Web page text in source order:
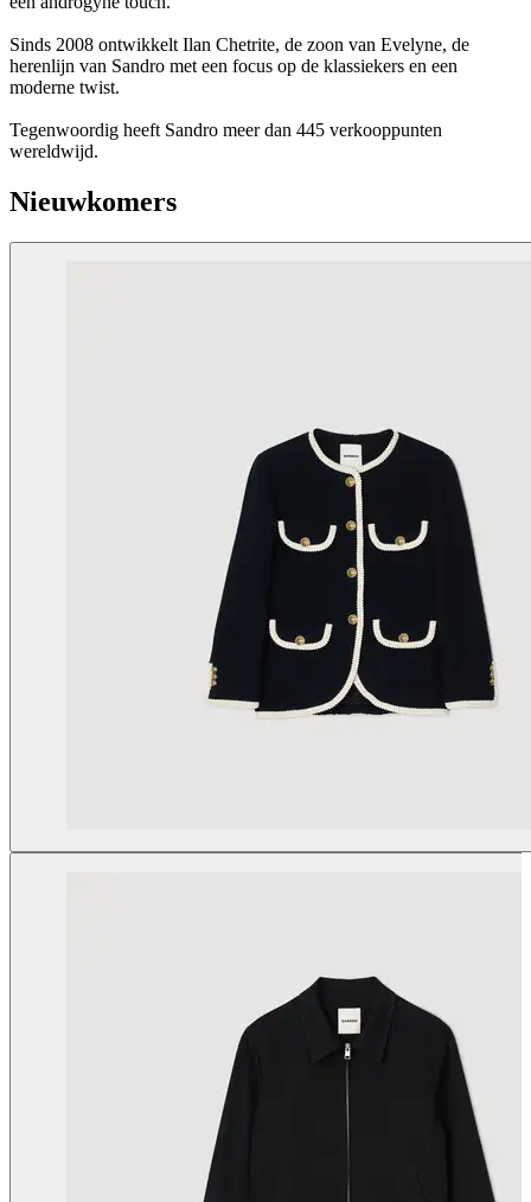
Sinds 2008 ontwikkelt Ilan Chetrite, de zoon van Evelyne, de
herenlijn van Sandro met een focus op de klassiekers en een
moderne twist.
Tegenwoordig heeft Sandro meer dan 445 verkooppunten
wereldwijd.
Nieuwkomers